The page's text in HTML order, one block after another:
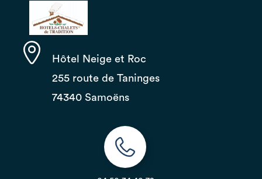
Hôtel Neige et Roc
255 route de Taninges
74340 Samoëns